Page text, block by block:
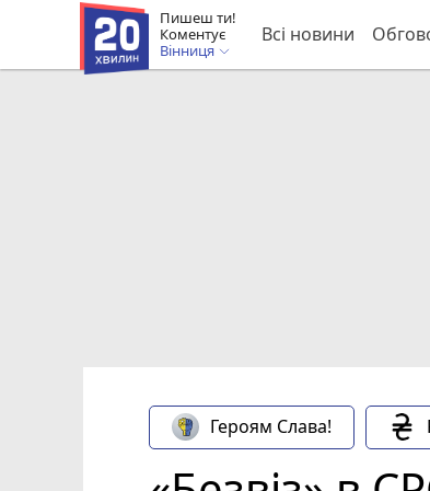
Пишеш ти!
Коментує
Вінниця
Всі новини
Героям Слава!